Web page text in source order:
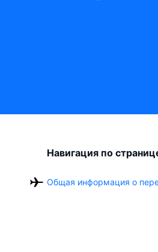
Навигация по
Общая информация о